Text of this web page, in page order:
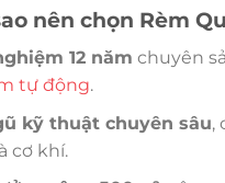
nên chọn Rèm
12 năm chuyên
tự động.
kỹ thuật chuyên sâu,
cơ khí.